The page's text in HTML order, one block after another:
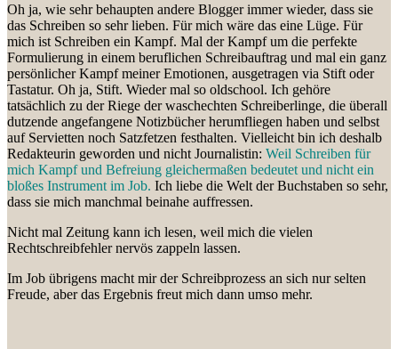
Oh ja, wie sehr behaupten andere Blogger immer wieder, dass sie
das Schreiben so sehr lieben. Für mich wäre das eine Lüge. Für
mich ist Schreiben ein Kampf. Mal der Kampf um die perfekte
Formulierung in einem beruflichen Schreibauftrag und mal ein ganz
persönlicher Kampf meiner Emotionen, ausgetragen via Stift oder
Tastatur. Oh ja, Stift. Wieder mal so oldschool. Ich gehöre
tatsächlich zu der Riege der waschechten Schreiberlinge, die überall
dutzende angefangene Notizbücher herumfliegen haben und selbst
auf Servietten noch Satzfetzen festhalten. Vielleicht bin ich deshalb
Redakteurin geworden und nicht Journalistin: Weil Schreiben für
mich Kampf und Befreiung gleichermaßen bedeutet und nicht ein
bloßes Instrument im Job. Ich liebe die Welt der Buchstaben so sehr,
dass sie mich manchmal beinahe auffressen.
Nicht mal Zeitung kann ich lesen, weil mich die vielen
Rechtschreibfehler nervös zappeln lassen.
Im Job übrigens macht mir der Schreibprozess an sich nur selten
Freude, aber das Ergebnis freut mich dann umso mehr.